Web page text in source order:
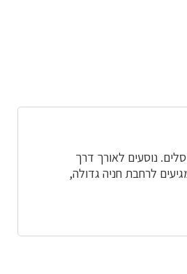
הפסלים. נוסעים לאורך דרך
נוסעים כ-100 מ' במורד הדרך ומגיעים לרחבת חניה גדולה,